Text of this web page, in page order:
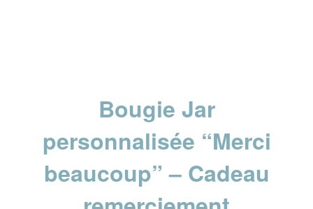
Bougie Jar
personnalisée “Merci
beaucoup” – Cadeau